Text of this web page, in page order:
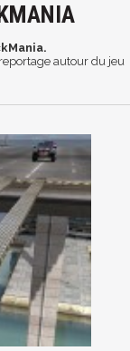
autour du jeu